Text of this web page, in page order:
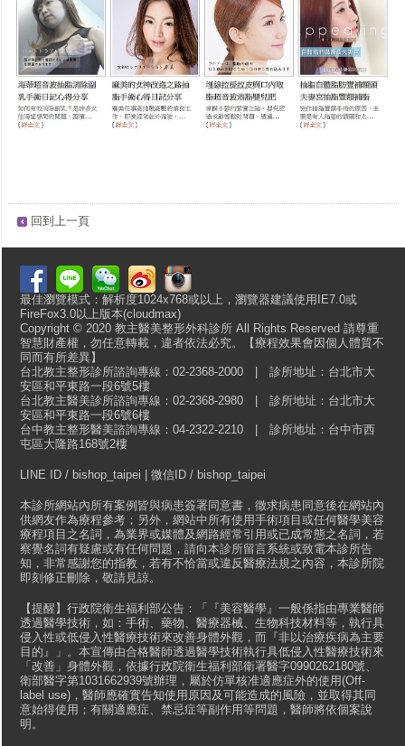
回到上一頁
最佳瀏覽模式：解析度1024x768或以上，瀏覽器建議使用IE7.0或
FireFox3.0以上版本(cloudmax)
Copyright © 2020 教主醫美整形外科診所 All Rights Reserved 請尊重
智慧財產權，勿任意轉載，違者依法必究。【療程效果會因個人體質不
同而有所差異】
台北教主整形診所諮詢專線：02-2368-2000 | 診所地址：台北市大
安區和平東路一段6號5樓
台北教主醫美診所諮詢專線：02-2368-2980 | 診所地址：台北市大
安區和平東路一段6號6樓
台中教主整形醫美諮詢專線：04-2322-2210 | 診所地址：台中市西
屯區大隆路168號2樓
LINE ID / bishop_taipei | 微信ID / bishop_taipei
本診所網站內所有案例皆與病患簽署同意書，徵求病患同意後在網站內
供網友作為療程參考；另外，網站中所有使用手術項目或任何醫學美容
療程項目之名詞，為業界或媒體及網路經常引用或已成常態之名詞，若
察覺名詞有疑慮或有任何問題，請向本診所留言系統或致電本診所告
知，非常感謝您的指教，若有不恰當或違反醫療法規之內容，本診所院
即刻修正刪除，敬請見諒。
【提醒】行政院衛生福利部公告：「『美容醫學』一般係指由專業醫師
透過醫學技術，如：手術、藥物、醫療器械、生物科技材料等，執行具
侵入性或低侵入性醫療技術來改善身體外觀，而『非以治療疾病為主要
目的』」。本宣傳由合格醫師透過醫學技術執行具低侵入性醫療技術來
「改善」身體外觀，依據行政院衛生福利部衛署醫字0990262180號、
衛部醫字第1031662939號辦理，屬於仿單核准適應症外的使用(Off-
label use)，醫師應確實告知使用原因及可能造成的風險，並取得其同
意始得使用；有關適應症、禁忌症等副作用等問題，醫師將依個案說
明。